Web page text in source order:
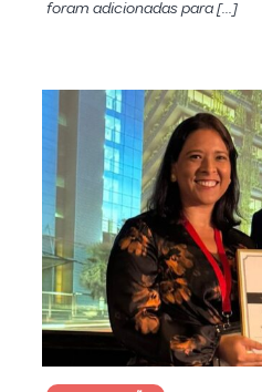
foram adicionadas para […]